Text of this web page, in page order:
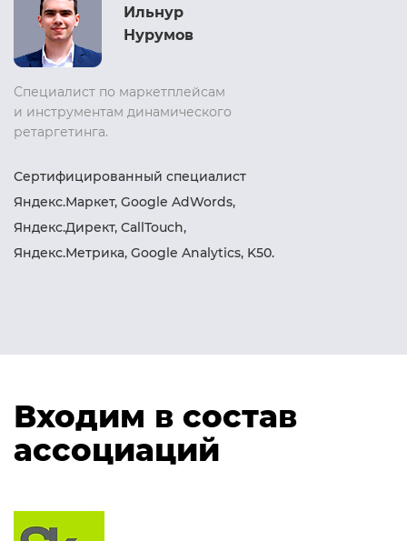
Ильнур
Нурумов
Специалист по маркетплейсам
и инструментам динамического
ретаргетинга.
Сертифицированный специалист
Яндекс.Маркет, Google AdWords,
Яндекс.Директ, CallTouch,
Яндекс.Метрика, Google Analytics, K50.
Входим в состав
ассоциаций